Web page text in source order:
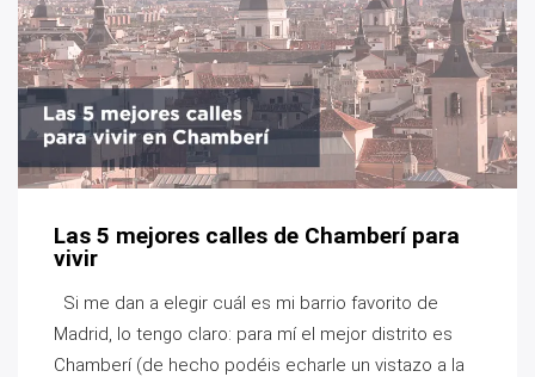
Las 5 mejores calles de Chamberí para
vivir
Si me dan a elegir cuál es mi barrio favorito de
Madrid, lo tengo claro: para mí el mejor distrito es
Chamberí (de hecho podéis echarle un vistazo a la